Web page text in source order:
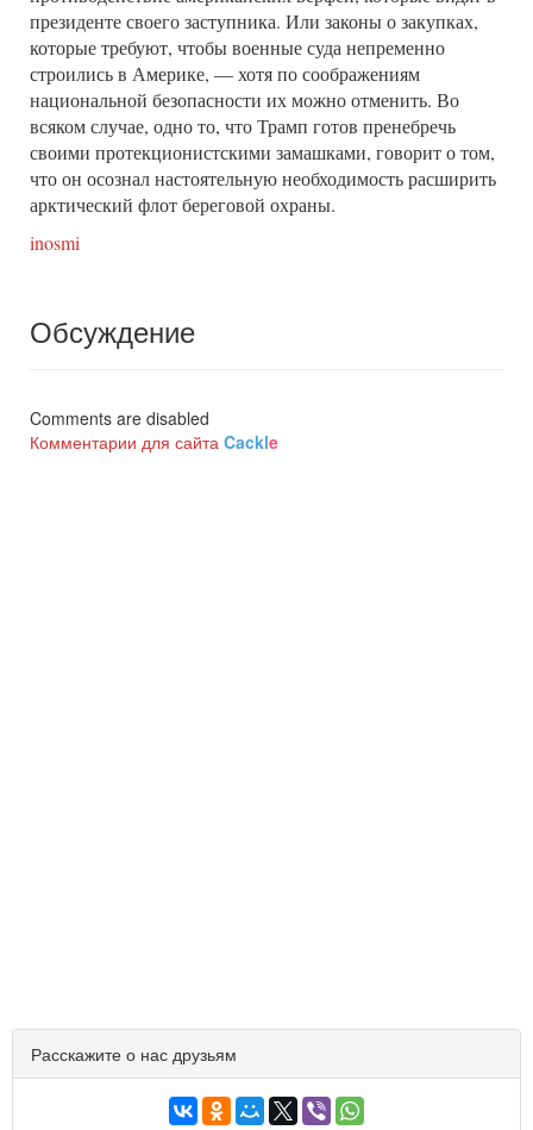
президенте своего заступника. Или законы о закупках,
которые требуют, чтобы военные суда непременно
строились в Америке, — хотя по соображениям
национальной безопасности их можно отменить. Во
всяком случае, одно то, что Трамп готов пренебречь
своими протекционистскими замашками, говорит о том,
что он осознал настоятельную необходимость расширить
арктический флот береговой охраны.
inosmi
Обсуждение
Comments are disabled
Комментарии для сайта Cackle
Расскажите о нас друзьям